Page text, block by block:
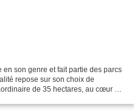
en son genre et fait partie des parcs
repose sur son choix de
de 35 hectares, au cœur d’